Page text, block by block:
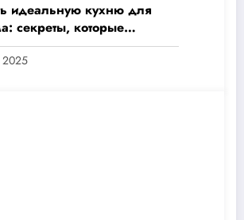
идеальную кухню для
секреты, которые
настоящим
2025